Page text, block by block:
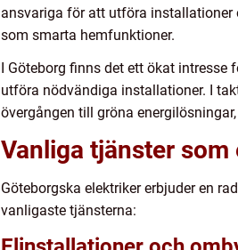
ansvariga för att utföra installationer
som smarta hemfunktioner.
I Göteborg finns det ett ökat intresse
utföra nödvändiga installationer. I
övergången till gröna
Vanliga tjänster som
Göteborgska elektriker erbjuder en
vanligaste tjänsterna: